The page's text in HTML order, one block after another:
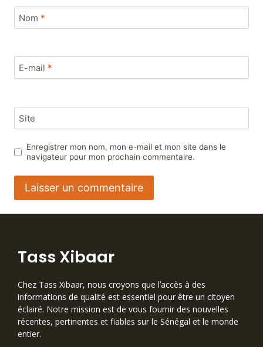
Nom *
E-mail *
Site
Enregistrer mon nom, mon e-mail et mon site dans le
navigateur pour mon prochain commentaire.
Tass Xibaar
Chez Tass Xibaar, nous croyons que lʼaccès à des
informations de qualité est essentiel pour être un citoyen
éclairé. Notre mission est de vous fournir des nouvelles
récentes, pertinentes et fiables sur le Sénégal et le monde
entier.